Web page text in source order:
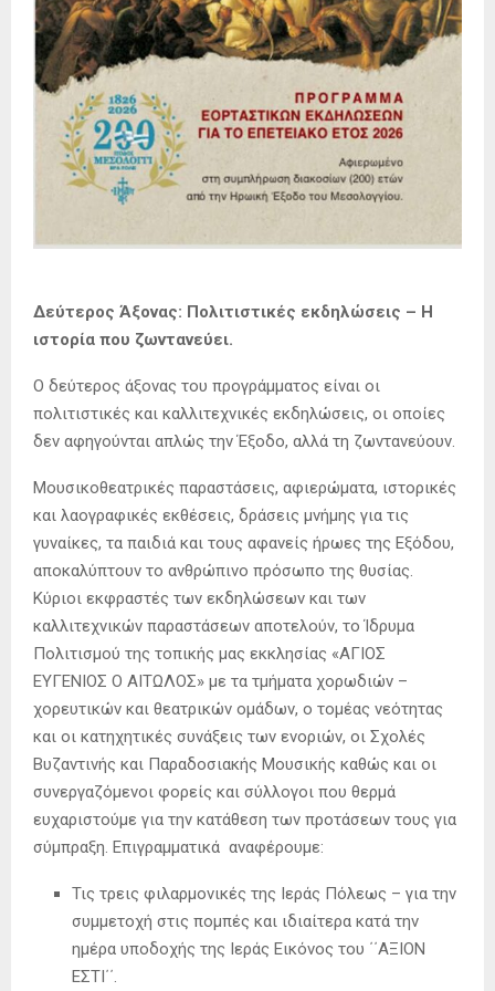
Δεύτερος Άξονας: Πολιτιστικές εκδηλώσεις – Η
ιστορία που ζωντανεύει.
Ο δεύτερος άξονας του προγράμματος είναι οι
πολιτιστικές και καλλιτεχνικές εκδηλώσεις, οι οποίες
δεν αφηγούνται απλώς την Έξοδο, αλλά τη ζωντανεύουν.
Μουσικοθεατρικές παραστάσεις, αφιερώματα, ιστορικές
και λαογραφικές εκθέσεις, δράσεις μνήμης για τις
γυναίκες, τα παιδιά και τους αφανείς ήρωες της Εξόδου,
αποκαλύπτουν το ανθρώπινο πρόσωπο της θυσίας.
Κύριοι εκφραστές των εκδηλώσεων και των
καλλιτεχνικών παραστάσεων αποτελούν, το Ίδρυμα
Πολιτισμού της τοπικής μας εκκλησίας «ΑΓΙΟΣ
ΕΥΓΕΝΙΟΣ Ο ΑΙΤΩΛΟΣ» με τα τμήματα χορωδιών –
χορευτικών και θεατρικών ομάδων, ο τομέας νεότητας
και οι κατηχητικές συνάξεις των ενοριών, οι Σχολές
Βυζαντινής και Παραδοσιακής Μουσικής καθώς και οι
συνεργαζόμενοι φορείς και σύλλογοι που θερμά
ευχαριστούμε για την κατάθεση των προτάσεων τους για
σύμπραξη. Επιγραμματικά αναφέρουμε:
Τις τρεις φιλαρμονικές της Ιεράς Πόλεως – για την
συμμετοχή στις πομπές και ιδιαίτερα κατά την
ημέρα υποδοχής της Ιεράς Εικόνος του ΄΄ΑΞΙΟΝ
ΕΣΤΙ΄΄.